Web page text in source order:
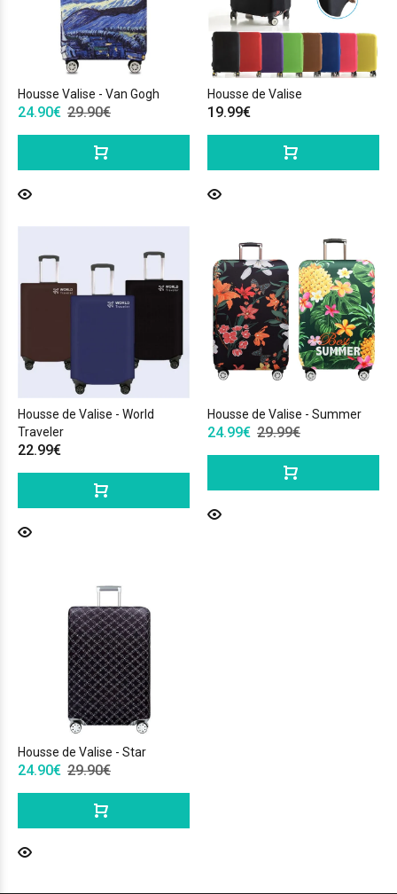
Housse Valise - Van Gogh
24.90€ 29.90€
Housse de Valise
19.99€
Housse de Valise - World
Traveler
22.99€
Housse de Valise - Summer
24.99€ 29.99€
Housse de Valise - Star
24.90€ 29.90€